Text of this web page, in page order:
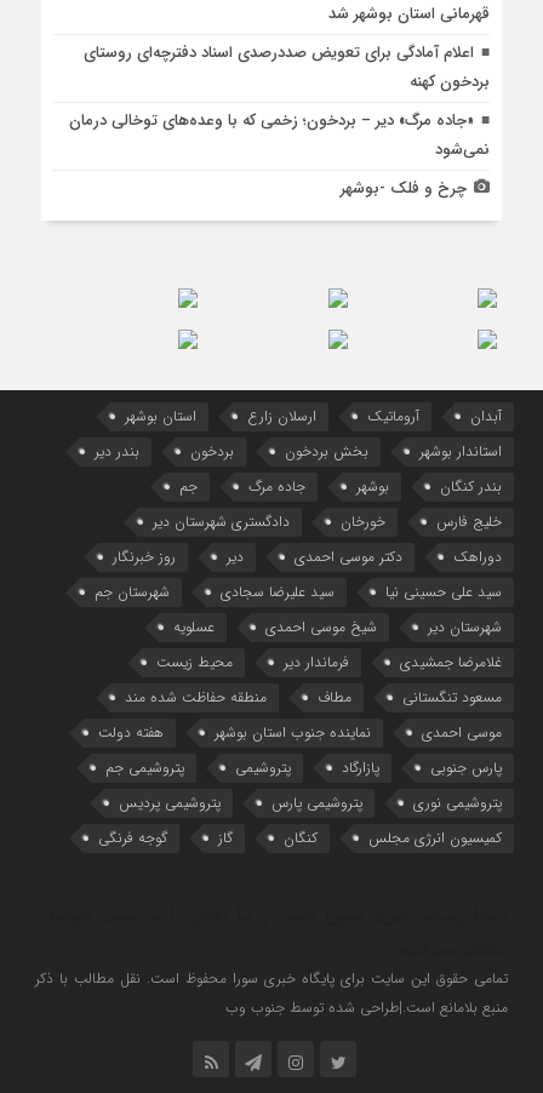
قهرمانی استان بوشهر شد
اعلام آمادگی برای تعویض صددرصدی اسناد دفترچه‌ای روستای
بردخون کهنه
«جاده مرگ» دیر – بردخون؛ زخمی که با وعده‌های توخالی درمان
نمی‌شود
چرخ و فلک -بوشهر
آبدان آروماتیک ارسلان زارع
استان بوشهر
استاندار بوشهر
بخش بردخون بردخون
بندر دیر
بندر کنگان
بوشهر جاده مرگ
جم
خلیج فارس
خورخان
دادگستری شهرستان دیر
دوراهک
دکتر موسی احمدی دیر
روز خبرنگار
سید علی حسینی نیا
سید علیرضا سجادی
شهرستان جم
شهرستان دیر
شیخ موسی احمدی
عسلویه
غلامرضا جمشیدی
فرماندار دیر
محیط زیست
مسعود تنگستانی
مطاف
منطقه حفاظت شده مند
موسی احمدی
نماینده جنوب استان بوشهر
هفته دولت
پارس جنوبی
پازارگاد پتروشیمی
پتروشیمی جم
پتروشیمی نوری
پتروشیمی پارس
پتروشیمی پردیس
کمیسیون انرژی مجلس
کنگان گاز گوجه فرنگی
تمامی حقوق این سایت برای پایگاه خبری سورا محفوظ است. نقل مطالب با ذکر
منبع بلامانع است.|طراحی شده توسط جنوب وب